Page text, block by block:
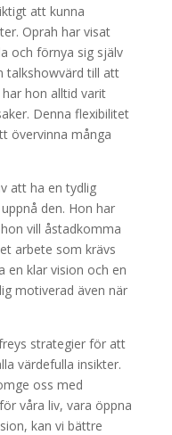
att kunna
Oprah har visat
och förnya sig själv
talkshowvärd till att
hon alltid varit
Denna flexibilitet
övervinna många
att ha en tydlig
den. Hon har
vill åstadkomma
arbete som krävs
en klar vision och en
motiverad även när
strategier för att
värdefulla insikter.
oss med
våra liv, vara öppna
kan vi bättre